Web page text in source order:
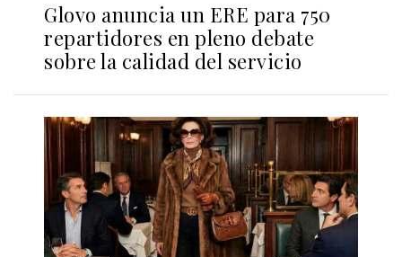
Glovo anuncia un ERE para 750
repartidores en pleno debate
sobre la calidad del servicio